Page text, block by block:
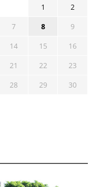
1
2
7 8
9
14 15
16
21 22
23
28 29
30